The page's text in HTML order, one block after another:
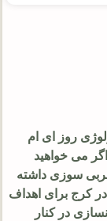
روز ای ام
می خواهید
سوزی داشته
باشید، مکث فیت بدون شک بهترین باشگاه ems در کرج برای اهداف
در کنار